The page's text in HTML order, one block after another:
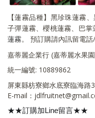
【蓮霧品種】黑珍珠蓮霧
子彈蓮霧、櫻桃蓮霧、巴
蓮霧。 預訂購請內訊留電
嘉蒂麗企業行 (嘉蒂麗水果
統一編號: 10889862
屏東縣枋寮鄉水底寮臨海路
E-mail：
★★訂購加Line留言★★